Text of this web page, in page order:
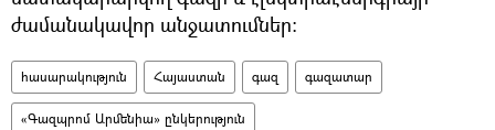
ժամանակավոր անջատումներ։
հասարակություն Հայաստան գազ գազատար
«Գազպրոմ Արմենիա» ընկերություն